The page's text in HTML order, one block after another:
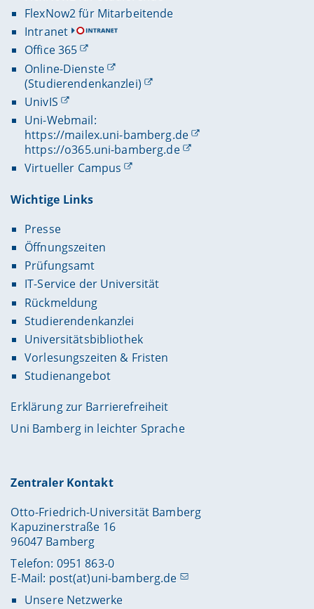
FlexNow2 für Mitarbeitende
Intranet
Office 365
Online-Dienste
(Studierendenkanzlei)
UnivIS
Uni-Webmail:
https://mailex.uni-bamberg.de
https://o365.uni-bamberg.de
Virtueller Campus
Wichtige Links
Presse
Öffnungszeiten
Prüfungsamt
IT-Service der Universität
Rückmeldung
Studierendenkanzlei
Universitätsbibliothek
Vorlesungszeiten & Fristen
Studienangebot
Erklärung zur Barrierefreiheit
Uni Bamberg in leichter Sprache
Zentraler Kontakt
Otto-Friedrich-Universität Bamberg
Kapuzinerstraße 16
96047 Bamberg
Telefon: 0951 863-0
E-Mail: post(at)uni-bamberg.de
Unsere Netzwerke